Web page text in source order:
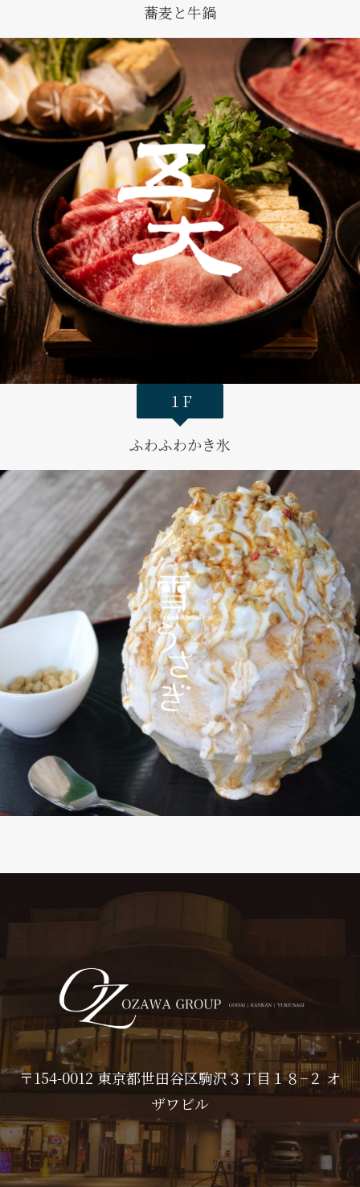
蕎麦と牛鍋
１F
ふわふわかき氷
〒154-0012 東京都世田谷区駒沢３丁目１８−２ オ
ザワビル